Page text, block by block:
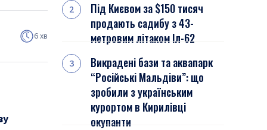
6 хв
Під Києвом за $150 тисяч
продають садибу з 43-
метровим літаком Іл-62
Викрадені бази та аквапарк
“Російські Мальдіви”: що
зробили з українським
курортом в Кирилівці
окупанти